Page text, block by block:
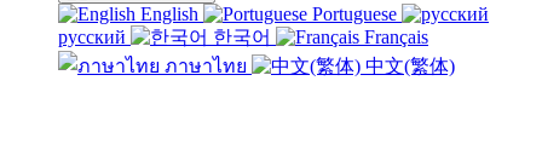
English
Portuguese
русский
한국어
Français
ภาษาไทย
中文(繁体)